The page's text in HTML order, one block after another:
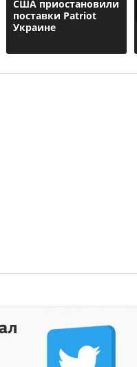
США приостановили
поставки Patriot
Украине